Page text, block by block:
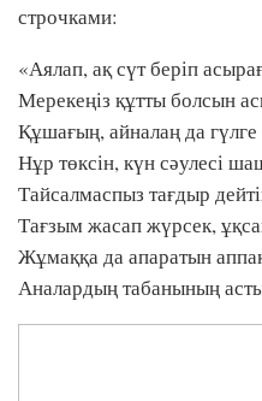
строчками:
«Аялап, ақ сүт беріп
Мерекеңіз құтты болсын
Құшағың, айналаң да
Нұр төксін, күн сәулесі
Тайсалмаспыз тағдыр
Тағзым жасап жүрсек,
Жұмаққа да апаратын
Аналардың табанының